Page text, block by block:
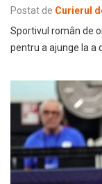
Postat de Curierul
Sportivul român de
pentru a ajunge la a